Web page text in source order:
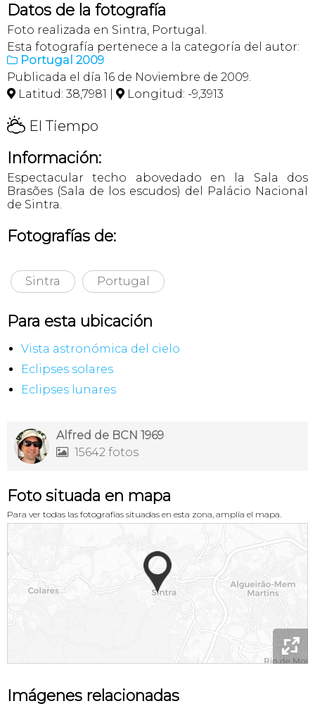
Datos de la fotografía
Foto realizada en Sintra, Portugal.
Esta fotografía pertenece a la categoría del autor:
 Portugal 2009
Publicada el día 16 de Noviembre de 2009.
 Latitud: 38,7981 |  Longitud: -9,3913
H El Tiempo
Información:
Espectacular techo abovedado en la Sala dos
Brasões (Sala de los escudos) del Palácio Nacional
de Sintra.
Fotografías de:
Sintra Portugal
Para esta ubicación
Vista astronómica del cielo
Eclipses solares
Eclipses lunares
Alfred de BCN 1969
 15642 fotos
Foto situada en mapa
Para ver todas las fotografías situadas en esta zona, amplía el mapa.

Imágenes relacionadas